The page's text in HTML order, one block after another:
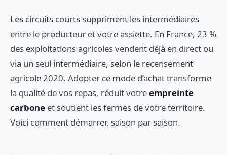
Les circuits courts suppriment les intermédiaires
entre le producteur et votre assiette. En France, 23 %
des exploitations agricoles vendent déjà en direct ou
via un seul intermédiaire, selon le recensement
agricole 2020. Adopter ce mode d’achat transforme
la qualité de vos repas, réduit votreempreinte
carbone et soutient les fermes de votre territoire.
Voici comment démarrer, saison par saison.